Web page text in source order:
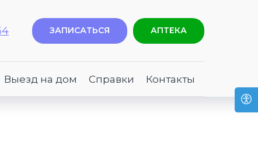
ЗАПИСАТЬСЯ АПТЕКА
Выезд на дом Справки Контакты